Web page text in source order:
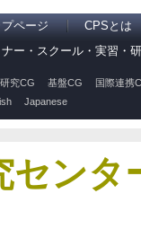
プページ
CPSとは
ナー・スクール・実習・
究CG 基盤CG
国際連携
Japanese
センタ